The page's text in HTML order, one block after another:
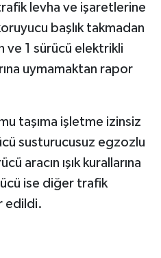
levha ve işaretlerine
başlık takmadan
ve 1 sürücü elektrikli
uymamaktan rapor
taşıma işletme izinsiz
susturucusuz egzozlu
aracın ışık kurallarına
ise diğer trafik
edildi.